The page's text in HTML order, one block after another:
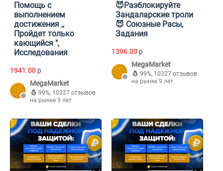
Помощь с
выполнением
достижения ,,
Пройдет только
кающийся ",
Исследования
1941.00 p
MegaMarket
99%, 10327 отзывов
на рынке 9 лет
😈Разблокируйте
Зандаларские троли
😈 Союзные Расы,
Задания
1396.00 p
MegaMarket
99%, 10327 отзывов
на рынке 9 лет